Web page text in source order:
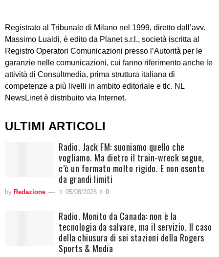
Registrato al Tribunale di Milano nel 1999, diretto dall’avv.
Massimo Lualdi, è edito da Planet s.r.l., società iscritta al
Registro Operatori Comunicazioni presso l’Autorità per le
garanzie nelle comunicazioni, cui fanno riferimento anche le
attività di Consultmedia, prima struttura italiana di
competenze a più livelli in ambito editoriale e tlc. NL
NewsLinet è distribuito via Internet.
ULTIMI ARTICOLI
Radio. Jack FM: suoniamo quello che
vogliamo. Ma dietro il train-wreck segue,
c’è un formato molto rigido. E non esente
da grandi limiti
by Redazione 05/08/2026 0
Radio. Monito da Canada: non è la
tecnologia da salvare, ma il servizio. Il caso
della chiusura di sei stazioni della Rogers
Sports & Media